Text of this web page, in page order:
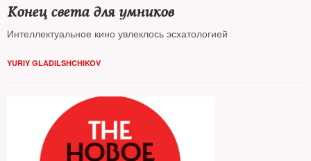
Конец света для умников
Интеллектуальное кино увлеклось эсхатологией
YURIY GLADILSHCHIKOV